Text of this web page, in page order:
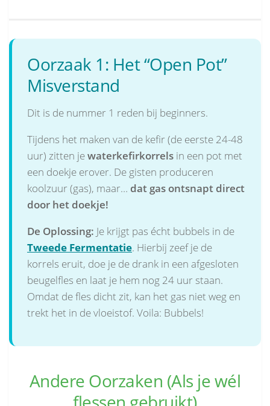
Oorzaak 1: Het “Open Pot”
Misverstand
Dit is de nummer 1 reden bij beginners.
Tijdens het maken van de kefir (de eerste 24-48
uur) zitten jewaterkefirkorrels in een pot met
een doekje erover. De gisten produceren
koolzuur (gas), maar… dat gas ontsnapt direct
door het doekje!
De Oplossing: Je krijgt pas écht bubbels in de
Tweede Fermentatie. Hierbij zeef je de
korrels eruit, doe je de drank in een afgesloten
beugelfles en laat je hem nog 24 uur staan.
Omdat de fles dicht zit, kan het gas niet weg en
trekt het in de vloeistof. Voila: Bubbels!
Andere Oorzaken (Als je wél